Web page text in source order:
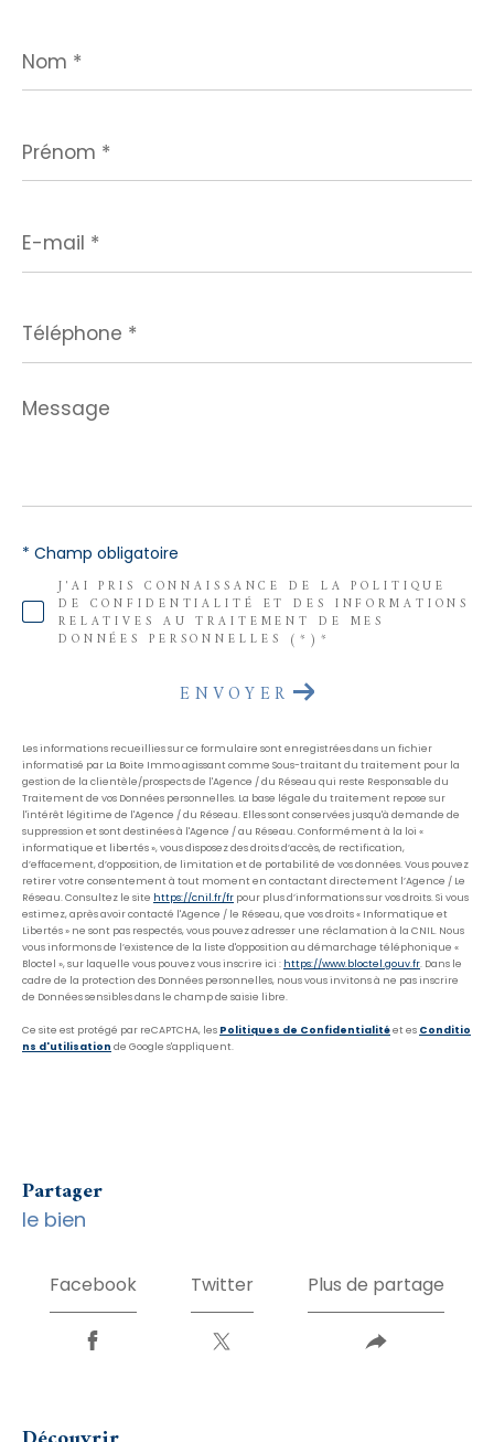
*
*
mail
*
Message
*
J'AI PRIS CONNAISSANCE DE LA POLITIQUE
DE CONFIDENTIALITÉ ET DES INFORMATIONS
RELATIVES AU TRAITEMENT DE MES
DONNÉES PERSONNELLES (*)*
* Champ obligatoire
ENVOYER
Les informations recueillies sur ce formulaire sont enregistrées dans un fichier
informatisé par La Boite Immo agissant comme Sous-traitant du traitement pour la
gestion de la clientèle/prospects de l'Agence / du Réseau qui reste Responsable du
Traitement de vos Données personnelles. La base légale du traitement repose sur
l'intérêt légitime de l'Agence / du Réseau. Elles sont conservées jusqu'à demande de
suppression et sont destinées à l'Agence / au Réseau. Conformément à la loi «
informatique et libertés », vous disposez des droits d’accès, de rectification,
d’effacement, d’opposition, de limitation et de portabilité de vos données. Vous pouvez
retirer votre consentement à tout moment en contactant directement l’Agence / Le
Réseau. Consultez le site https://cnil.fr/fr pour plus d’informations sur vos droits. Si vous
estimez, après avoir contacté l'Agence / le Réseau, que vos droits « Informatique et
Libertés » ne sont pas respectés, vous pouvez adresser une réclamation à la CNIL. Nous
vous informons de l’existence de la liste d'opposition au démarchage téléphonique «
Bloctel », sur laquelle vous pouvez vous inscrire ici : https://www.bloctel.gouv.fr. Dans le
cadre de la protection des Données personnelles, nous vous invitons à ne pas inscrire
de Données sensibles dans le champ de saisie libre.
Ce site est protégé par reCAPTCHA, les Politiques de Confidentialitéet es Conditio
ns d'utilisation de Google s'appliquent.
partager
le bien
Facebook Twitter Plus de partage